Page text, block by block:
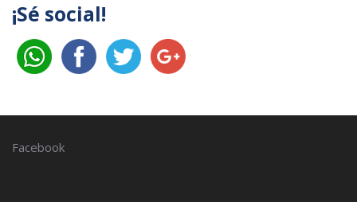
¡Sé social!
Facebook